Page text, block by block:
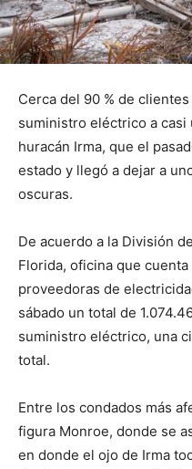
Cerca del 90 % de
suministro eléctrico a casi
huracán Irma, que el
estado y llegó a dejar a
oscuras.
De acuerdo a la División
Florida, oficina que
proveedoras de
sábado un total de
suministro eléctrico, una
total.
Entre los condados más
figura Monroe, donde se
en donde el ojo de Irma